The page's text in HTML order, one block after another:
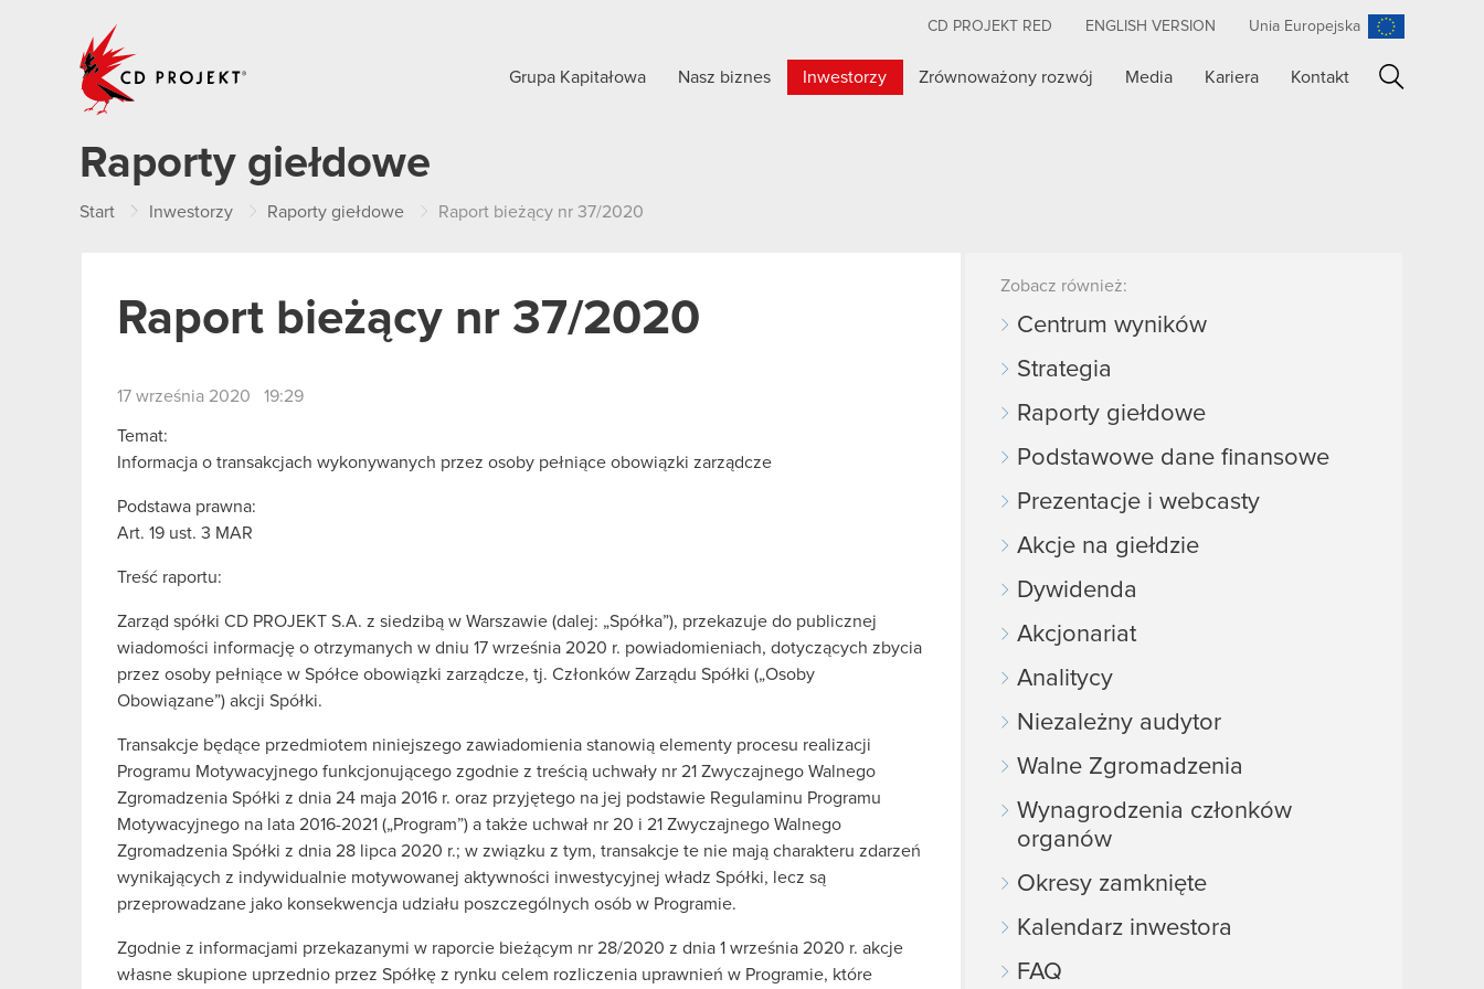
CD PROJEKT RED ENGLISH VERSION Unia Europejska
Grupa Kapitałowa Nasz biznes Inwestorzy Zrównoważony rozwój Media Kariera Kontakt
Raporty giełdowe
Start Inwestorzy Raporty giełdowe Raport bieżący nr 37/2020
Raport bieżący nr 37/2020
17 września 2020 19:29
Temat:
Informacja o transakcjach wykonywanych przez osoby pełniące obowiązki zarządcze
Podstawa prawna:
Art. 19 ust. 3 MAR
Treść raportu:
Zarząd spółki CD PROJEKT S.A. z siedzibą w Warszawie (dalej: „Spółka”), przekazuje do publicznej
wiadomości informację o otrzymanych w dniu 17 września 2020 r. powiadomieniach, dotyczących zbycia
przez osoby pełniące w Spółce obowiązki zarządcze, tj. Członków Zarządu Spółki („Osoby
Obowiązane”) akcji Spółki.
Transakcje będące przedmiotem niniejszego zawiadomienia stanowią elementy procesu realizacji
Programu Motywacyjnego funkcjonującego zgodnie z treścią uchwały nr 21 Zwyczajnego Walnego
Zgromadzenia Spółki z dnia 24 maja 2016 r. oraz przyjętego na jej podstawie Regulaminu Programu
Motywacyjnego na lata 2016-2021 („Program”) a także uchwał nr 20 i 21 Zwyczajnego Walnego
Zgromadzenia Spółki z dnia 28 lipca 2020 r.; w związku z tym, transakcje te nie mają charakteru zdarzeń
wynikających z indywidualnie motywowanej aktywności inwestycyjnej władz Spółki, lecz są
przeprowadzane jako konsekwencja udziału poszczególnych osób w Programie.
Zgodnie z informacjami przekazanymi w raporcie bieżącym nr 28/2020 z dnia 1 września 2020 r. akcje
własne skupione uprzednio przez Spółkę z rynku celem rozliczenia uprawnień w Programie, które
Zobacz również:
Centrum wyników
Strategia
Raporty giełdowe
Podstawowe dane finansowe
Prezentacje i webcasty
Akcje na giełdzie
Dywidenda
Akcjonariat
Analitycy
Niezależny audytor
Walne Zgromadzenia
Wynagrodzenia członków
organów
Okresy zamknięte
Kalendarz inwestora
FAQ